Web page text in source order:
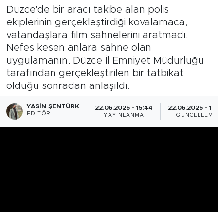
Düzce'de bir aracı takibe alan polis
ekiplerinin gerçekleştirdiği kovalamaca,
vatandaşlara film sahnelerini aratmadı.
Nefes kesen anlara sahne olan
uygulamanın, Düzce İl Emniyet Müdürlüğü
tarafından gerçekleştirilen bir tatbikat
olduğu sonradan anlaşıldı.
YASIN ŞENTÜRK
EDITÖR
22.06.2026 - 15:44
YAYINLANMA
22.06.2026 -
GÜNCELLEME
Yerel Haber
Öncü Radyo Dinle
Öncü TV İzle
Tüm Manşetler
Son Dakika Haberleri
Haber Arşivi